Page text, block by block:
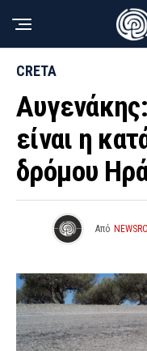
CRETA
είναι η
δρόμου
Από